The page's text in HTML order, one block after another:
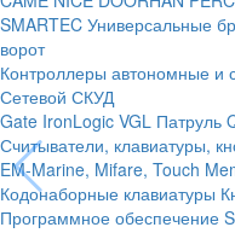
SMARTEC Универсальные
ворот
Контроллеры автономные и
Сетевой СКУД
Gate IronLogic VGL Патруль
Считыватели, клавиатуры,
EM-Marine, Mifare, Touch
Кодонаборные клавиатуры
Программное обеспечение